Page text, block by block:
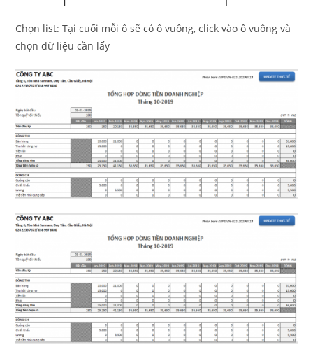
Chọn list: Tại cuối mỗi ô sẽ có ô vuông, click vào ô vuông và
chọn dữ liệu cần lấy